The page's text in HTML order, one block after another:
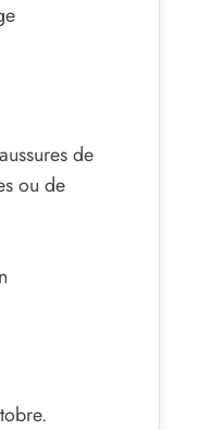
de
ou de